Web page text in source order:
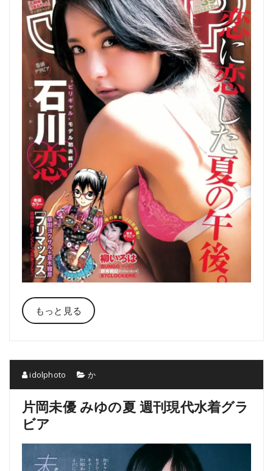
もっと見る
idolphoto か
片岡未優 みゆの夏 週刊現代水着グラ
ビア